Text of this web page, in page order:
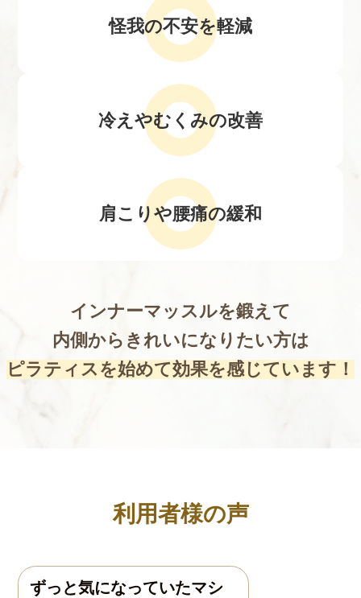
怪我の不安を軽減
冷えやむくみの改善
肩こりや腰痛の緩和
インナーマッスルを鍛えて
内側からきれいになりたい方は
ピラティスを始めて効果を感じています！
利用者様の声
ずっと気になっていたマシ